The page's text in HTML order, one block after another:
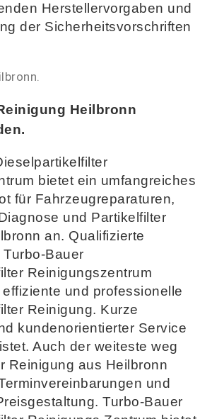
Herstellervorgaben und
der Sicherheitsvorschriften
Heilbronn
bietet ein umfangreiches
für Fahrzeugreparaturen,
und Partikelfilter
an. Qualifizierte
Bauer
Reinigungszentrum
und professionelle
Reinigung. Kurze
kundenorientierter Service
Auch der weiteste weg
Reinigung aus Heilbronn
und
Turbo-Bauer